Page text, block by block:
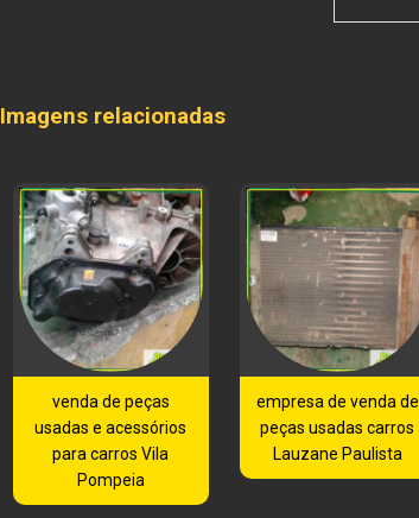
Imagens relacionadas
venda de peças
usadas e acessórios
para carros Vila
Pompeia
empresa de venda de
peças usadas carros
Lauzane Paulista